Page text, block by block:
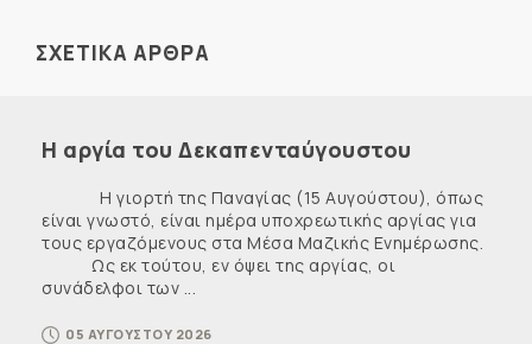
ΣΧΕΤΙΚΑ ΑΡΘΡΑ
Η αργία του Δεκαπενταύγουστου
Η γιορτή της Παναγίας (15 Αυγούστου), όπως
είναι γνωστό, είναι ημέρα υποχρεωτικής αργίας για
τους εργαζόμενους στα Μέσα Μαζικής Ενημέρωσης.
Ως εκ τούτου, εν όψει της αργίας, οι
συνάδελφοι των ...
05 ΑΥΓΟΥΣΤΟΥ 2026